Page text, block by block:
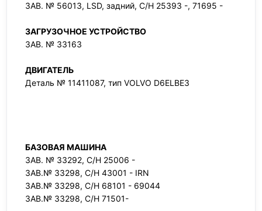
ЗАВ. № 56013, LSD, задний, С/Н 25393 -, 71695 -
ЗАГРУЗОЧНОЕ УСТРОЙСТВО
ЗАВ. № 33163
ДВИГАТЕЛЬ
Деталь № 11411087, тип VOLVO D6ELBE3
БАЗОВАЯ МАШИНА
ЗАВ. № 33292, С/Н 25006 -
ЗАВ.№ 33298, С/Н 43001 - IRN
ЗАВ.№ 33298, С/Н 68101 - 69044
ЗАВ.№ 33298, С/Н 71501-